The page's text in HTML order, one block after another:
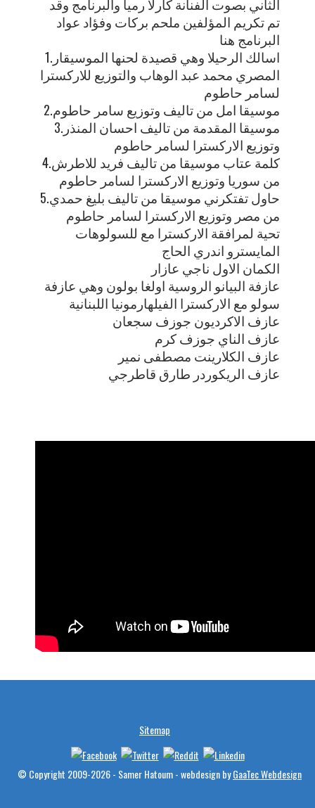
الثاني بصوت الفنانة كارلا رميا والبرنامج وقد
تم تكريم المؤلفين ملحم بركات وفؤاد عواد
البرنامج هنا
1.اسالك الرحيلا وهي قصيدة لحنها الموسيقار
المصري محمد عبد الوهاب والتوزيع للاركسترا
لسامر حاطوم
2.موسيقا امل من تاليف وتوزيع سامر حاطوم
3.موسيقا المقدمة من تاليف احسان المنذر
وتوزيع الاركسترا لسامر حاطوم
4.كلمة عتاب موسيقا من تاليف فريد للاطرش
من سوريا وتوزيع الاركسترا لسامر حاطوم
5.حاول تفتكرني موسيقا من تاليف بليغ حمدي
من مصر وتوزيع الاركسترا لسامر حاطوم
تحية لمرافقة الاركسترا مع للسولوهات
المايسترو اندري الحاج
الكمان الاول ناجي عازار
عازفة البيانو الروسية اولغا بولون وهي عازفة
سولو مع الاركسترا الفيلهارمونيا اللبنانية
عازف الاكرديون جوزف سجعان
عازف الناي جوزف كرم
عازف الكلارينت مصطفى نمير
عازف الريكوردر طارق قاطرجي
Sitemap
© Copyright 2009-2026 - Samer Hatoum - webdesign byGaaTec Webdesign